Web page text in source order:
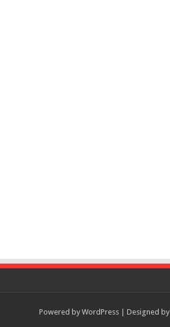
Powered by WordPress| Designed by